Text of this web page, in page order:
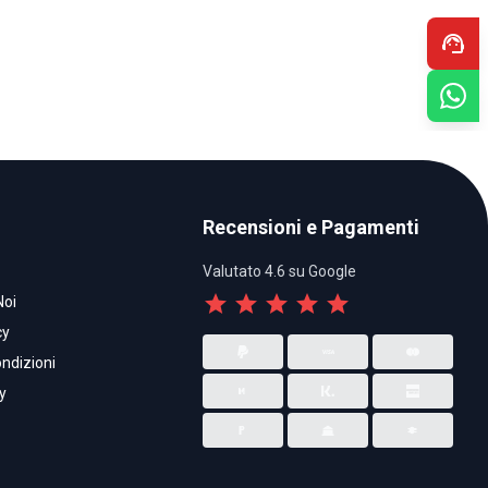
Recensioni e Pagamenti
Valutato 4.6 su Google
star star star star star
support_agent